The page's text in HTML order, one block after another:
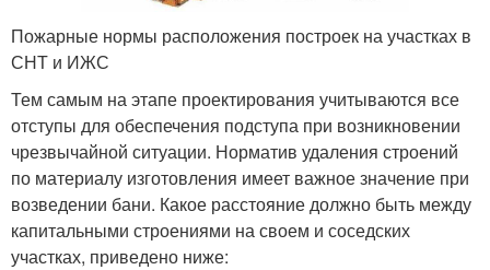
Пожарные нормы расположения построек на участках в
СНТ и ИЖС
Тем самым на этапе проектирования учитываются все
отступы для обеспечения подступа при возникновении
чрезвычайной ситуации. Норматив удаления строений
по материалу изготовления имеет важное значение при
возведении бани. Какое расстояние должно быть между
капитальными строениями на своем и соседских
участках, приведено ниже: